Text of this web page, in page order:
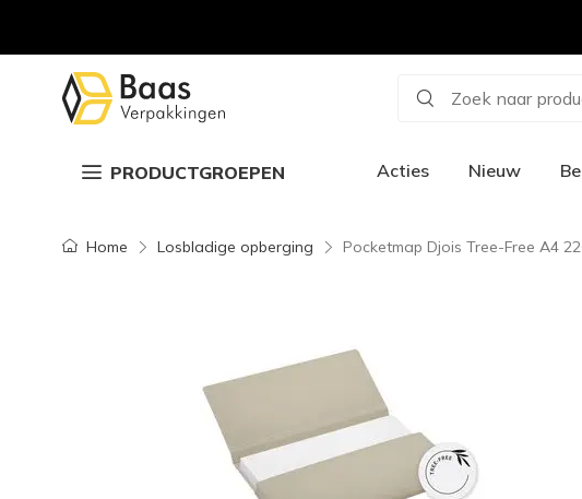
Zoek naar
PRODUCTGROEPEN Acties Nieuw
Home Losbladige opberging Pocketmap Djois Tree-Free A4